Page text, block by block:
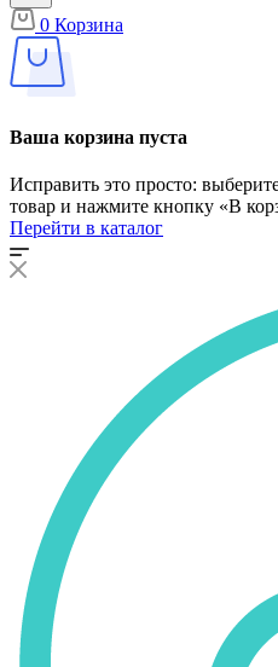
0 Корзина
Ваша корзина пуста
Исправить это просто:
товар и нажмите кнопку «В
Перейти в каталог